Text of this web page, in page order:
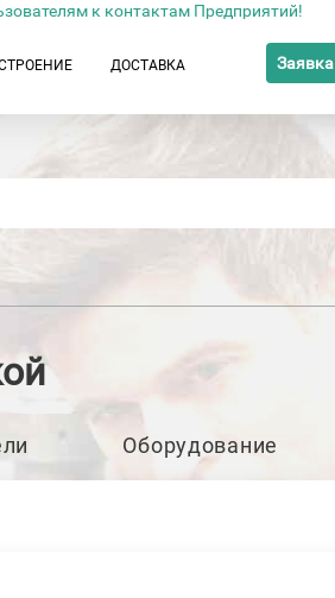
к контактам Предприятий!
ДОСТАВКА Заявка
Оборудование